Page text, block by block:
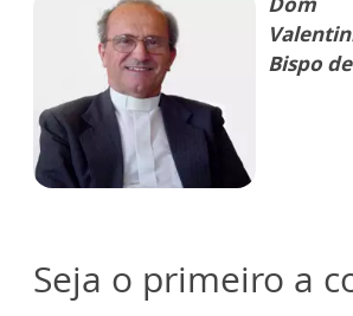
Bispo
Seja o primeiro a